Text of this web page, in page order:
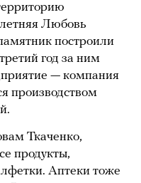
Любовь
построили
год за ним
— компания
производством
Ткаченко,
продукты,
Аптеки тоже